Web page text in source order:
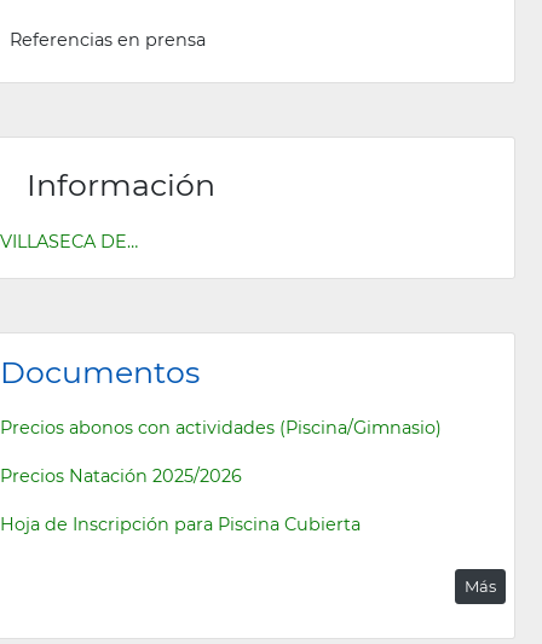
Referencias en prensa
Información
VILLASECA DE…
Documentos
Precios abonos con actividades (Piscina/Gimnasio)
Precios Natación 2025/2026
Hoja de Inscripción para Piscina Cubierta
Más